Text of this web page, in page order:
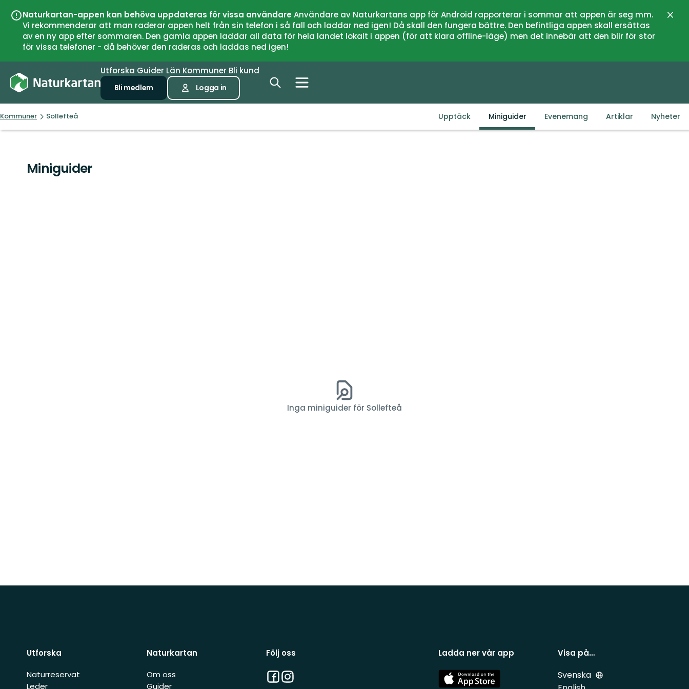
Naturkartan-appen kan behöva uppdateras för vissa användareAnvändare av Naturkartans app för Android rapporterar i sommar att appen är seg mm.
Vi rekommenderar att man raderar appen helt från sin telefon i så fall och laddar ned igen! Då skall den fungera bättre. Den befintliga appen skall ersättas
av en ny app efter sommaren. Den gamla appen laddar all data för hela landet lokalt i appen (för att klara offline-läge) men det innebär att den blir för stor
för vissa telefoner - då behöver den raderas och laddas ned igen!
Utforska Guider Län Kommuner Bli kund
Bli medlem Logga in
Kommuner Sollefteå Upptäck Miniguider Evenemang Artiklar Nyheter
Miniguider
Inga miniguider för Sollefteå
Utforska
Naturreservat
Leder
Naturkartan
Om oss
Guider
Följ oss
Facebook
Instagram
Ladda ner vår app
App
Store
Visa på…
Svenska